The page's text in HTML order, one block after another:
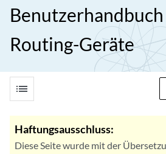
Routing-Geräte
list
Haftungsausschluss:
Diese Seite wurde mit der